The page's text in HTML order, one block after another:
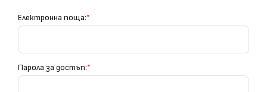
Електронна поща:*
Парола за достъп:*